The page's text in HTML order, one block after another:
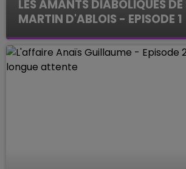
LES AMANTS DIABOLIQUES
MARTIN D'ABLOIS - EPISODE 1
ENQUETES